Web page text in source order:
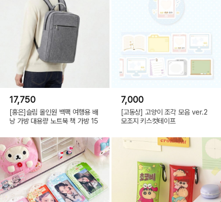
Wolf
17,750
[홍은]슬림 올인원 백팩 여행용 배
낭 가방 대용량 노트북 책 가방 15
7,000
[고동상] 고양이 조각 모음 ver.2
모조지 키스컷테이프